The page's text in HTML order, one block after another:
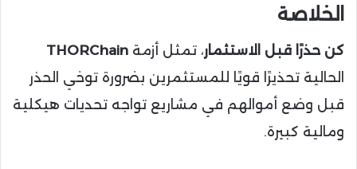
الخلاصة
كن حذرًا قبل الاستثمار، تمثل أزمة THORChain
الحالية تحذيرًا قويًا للمستثمرين بضرورة توخي الحذر
قبل وضع أموالهم في مشاريع تواجه تحديات هيكلية
ومالية كبيرة.